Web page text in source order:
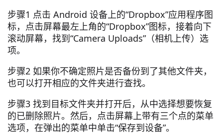
步骤1 点击 Android 设备上的“Dropbox”应用程序图
标，点击屏幕最左上角的“Dropbox”图标，接着向下
滚动屏幕，找到“Camera Uploads”（相机上传）选
项。
步骤2 如果你不确定照片是否备份到了其他文件夹，
也可以打开相应的文件夹进行查找。
步骤3 找到目标文件夹并打开后，从中选择想要恢复
的已删除照片。然后，点击屏幕上带有三个点的菜单
选项，在弹出的菜单中单击“保存到设备”。